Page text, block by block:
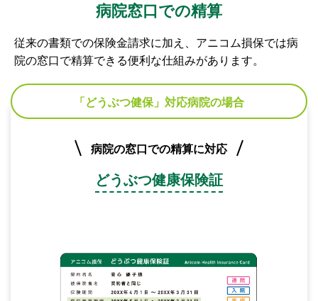
病院窓口での精算
従来の書類での保険金請求に加え、アニコム損保では病
院の窓口で精算できる便利な仕組みがあります。
「どうぶつ健保」対応病院の場合
病院の窓口での精算に対応
どうぶつ健康保険証